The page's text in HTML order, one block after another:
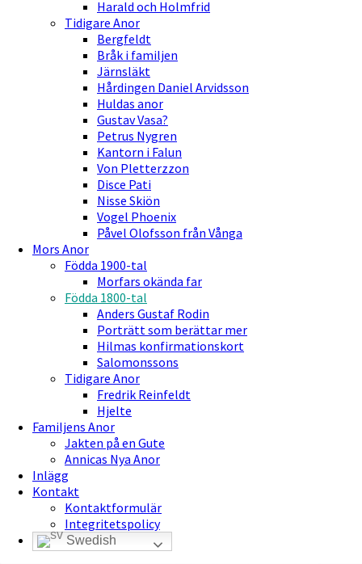
Harald och Holmfrid
Tidigare Anor
Bergfeldt
Bråk i familjen
Järnsläkt
Hårdingen Daniel Arvidsson
Huldas anor
Gustav Vasa?
Petrus Nygren
Kantorn i Falun
Von Pletterzzon
Disce Pati
Nisse Skiön
Vogel Phoenix
Påvel Olofsson från Vånga
Mors Anor
Födda 1900-tal
Morfars okända far
Födda 1800-tal
Anders Gustaf Rodin
Porträtt som berättar mer
Hilmas konfirmationskort
Salomonssons
Tidigare Anor
Fredrik Reinfeldt
Hjelte
Familjens Anor
Jakten på en Gute
Annicas Nya Anor
Inlägg
Kontakt
Kontaktformulär
Integritetspolicy
Swedish